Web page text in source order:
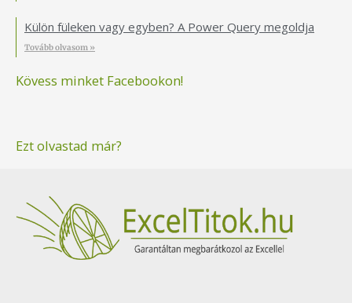
Külön füleken vagy egyben? A Power Query megoldja
Tovább olvasom »
Kövess minket Facebookon!
Ezt olvastad már?